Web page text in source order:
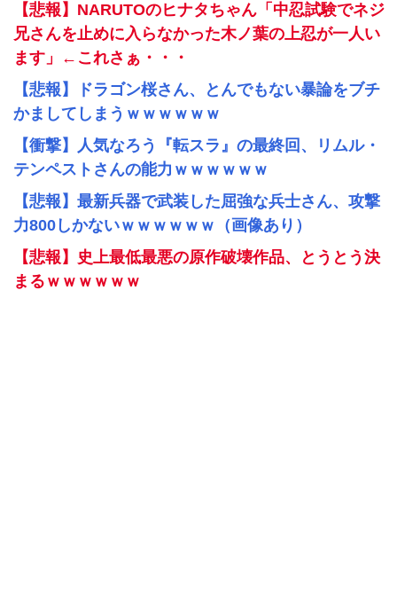
【悲報】NARUTOのヒナタちゃん「中忍試験でネジ
兄さんを止めに入らなかった木ノ葉の上忍が一人い
ます」←これさぁ・・・
【悲報】ドラゴン桜さん、とんでもない暴論をブチ
かましてしまうｗｗｗｗｗｗ
【衝撃】人気なろう『転スラ』の最終回、リムル・
テンペストさんの能力ｗｗｗｗｗｗ
【悲報】最新兵器で武装した屈強な兵士さん、攻撃
力800しかないｗｗｗｗｗｗ（画像あり）
【悲報】史上最低最悪の原作破壊作品、とうとう決
まるｗｗｗｗｗｗ